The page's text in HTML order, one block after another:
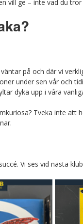
vill ge – inte vad du
på och där vi
under sen vår och
dyka upp i våra
Tveka inte att
Vi ses vid nästa